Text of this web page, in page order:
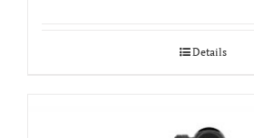
฿25,400.00.฿9,000.00.
Details